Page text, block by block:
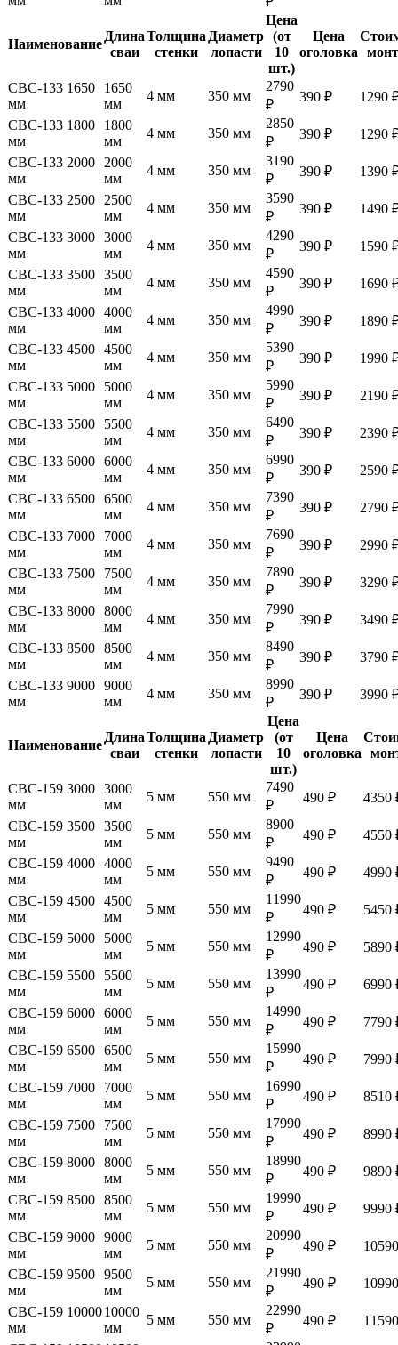
Наименование
Длина
сваи
Толщина
стенки
Диаметр
лопасти
Цена
(от
10
шт.)
Цена
оголовка
СВС-133 1650
мм
1650
мм
4 мм 350 мм
2790
₽
390 ₽
1290
СВС-133 1800
мм
1800
мм
4 мм 350 мм
2850
₽
390 ₽
1290
СВС-133 2000
мм
2000
мм
4 мм 350 мм
3190
₽
390 ₽
1390
СВС-133 2500
мм
2500
мм
4 мм 350 мм
3590
₽
390 ₽
1490
СВС-133 3000
мм
3000
мм
4 мм 350 мм
4290
₽
390 ₽
1590
СВС-133 3500
мм
3500
мм
4 мм 350 мм
4590
₽
390 ₽
1690
СВС-133 4000
мм
4000
мм
4 мм 350 мм
4990
₽
390 ₽
1890
СВС-133 4500
мм
4500
мм
4 мм 350 мм
5390
₽
390 ₽
1990
СВС-133 5000
мм
5000
мм
4 мм 350 мм
5990
₽
390 ₽
2190
СВС-133 5500
мм
5500
мм
4 мм 350 мм
6490
₽
390 ₽
2390
СВС-133 6000
мм
6000
мм
4 мм 350 мм
6990
₽
390 ₽
2590
СВС-133 6500
мм
6500
мм
4 мм 350 мм
7390
₽
390 ₽
2790
СВС-133 7000
мм
7000
мм
4 мм 350 мм
7690
₽
390 ₽
2990
СВС-133 7500
мм
7500
мм
4 мм 350 мм
7890
₽
390 ₽
3290
СВС-133 8000
мм
8000
мм
4 мм 350 мм
7990
₽
390 ₽
3490
СВС-133 8500
мм
8500
мм
4 мм 350 мм
8490
₽
390 ₽
3790
СВС-133 9000
мм
9000
мм
4 мм 350 мм
8990
₽
390 ₽ 3990
Наименование
Длина
сваи
Толщина
стенки
Диаметр
лопасти
Цена
(от
10
шт.)
Цена
оголовка
СВС-159 3000
мм
3000
мм
5 мм 550 мм
7490
₽
490 ₽
4350
СВС-159 3500
мм
3500
мм
5 мм 550 мм
8900
₽
490 ₽
4550
СВС-159 4000
мм
4000
мм
5 мм 550 мм
9490
₽
490 ₽
4990
СВС-159 4500
мм
4500
мм
5 мм 550 мм
11990
₽
490 ₽
5450
СВС-159 5000
мм
5000
мм
5 мм 550 мм
12990
₽
490 ₽
5890
СВС-159 5500
мм
5500
мм
5 мм 550 мм
13990
₽
490 ₽
6990
СВС-159 6000
мм
6000
мм
5 мм 550 мм
14990
₽
490 ₽
7790
СВС-159 6500
мм
6500
мм
5 мм 550 мм
15990
₽
490 ₽
7990
СВС-159 7000
мм
7000
мм
5 мм 550 мм
16990
₽
490 ₽
8510
СВС-159 7500
мм
7500
мм
5 мм 550 мм
17990
₽
490 ₽
8990
СВС-159 8000
мм
8000
мм
5 мм 550 мм
18990
₽
490 ₽
9890
СВС-159 8500
мм
8500
мм
5 мм 550 мм
19990
₽
490 ₽
9990
СВС-159 9000
мм
9000
мм
5 мм 550 мм
20990
₽
490 ₽
СВС-159 9500
мм
9500
мм
5 мм 550 мм
21990
₽
490 ₽
СВС-159 10000
мм
10000
мм
5 мм 550 мм
22990
₽
490 ₽